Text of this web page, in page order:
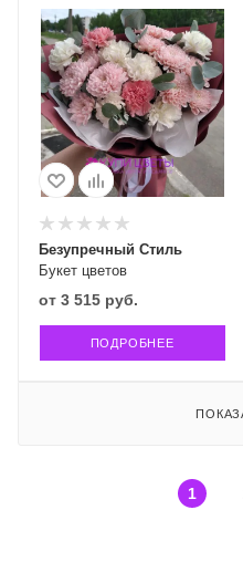
Букет цветов
Безупречный Стиль
от 3 515 руб.
ПОДРОБНЕЕ
1